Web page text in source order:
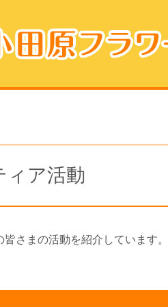
ィア活動
皆さまの活動を紹介しています。